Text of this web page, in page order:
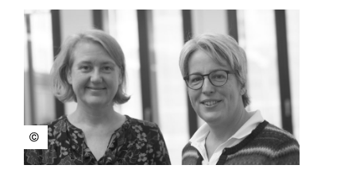
sich darum, dass es anderen
besser geht und sie haben sich
sehr viel vorgenommen. Bei mir
sind die Bundesministerin für
Familie, Senioren, Frauen und
Jugend, Lisa Paus, und die
Missbrauchsbeauftragte der